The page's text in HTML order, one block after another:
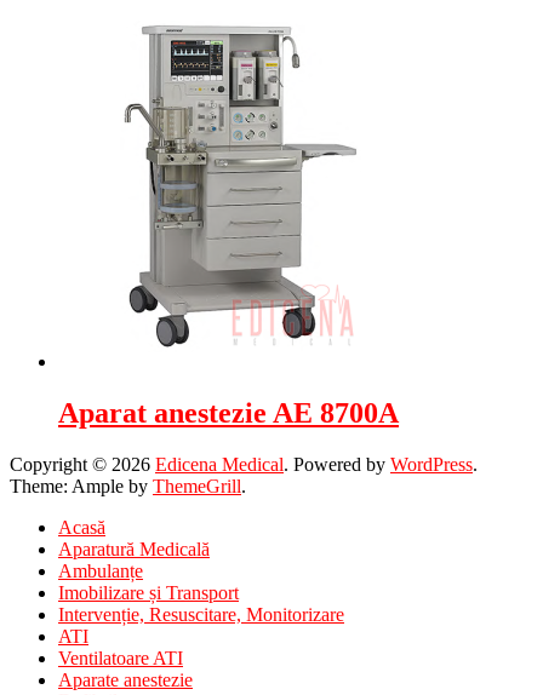
Aparat anestezie AE 8700A
Copyright © 2026 Edicena Medical. Powered by WordPress.
Theme: Ample by ThemeGrill.
Acasă
Aparatură Medicală
Ambulanțe
Imobilizare și Transport
Intervenție, Resuscitare, Monitorizare
ATI
Ventilatoare ATI
Aparate anestezie